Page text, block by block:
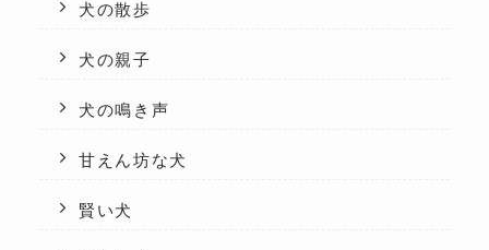
犬の散歩
犬の親子
犬の鳴き声
甘えん坊な犬
賢い犬